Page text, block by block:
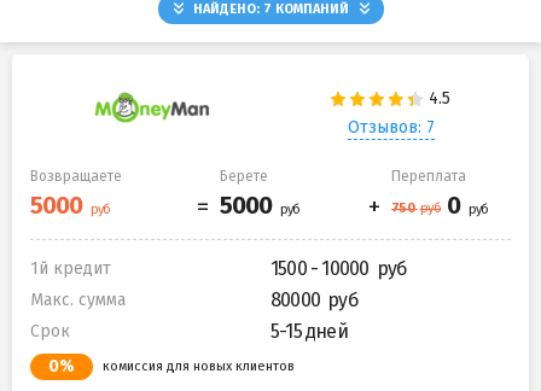
НАЙДЕНО: 7 КОМПАНИЙ
Отзывов: 7
Возвращаете Берете Переплата
1й кредит 1500 - 10000
Макс. сумма 80000
Срок 5-15 дней
0% комиссия для новых клиентов